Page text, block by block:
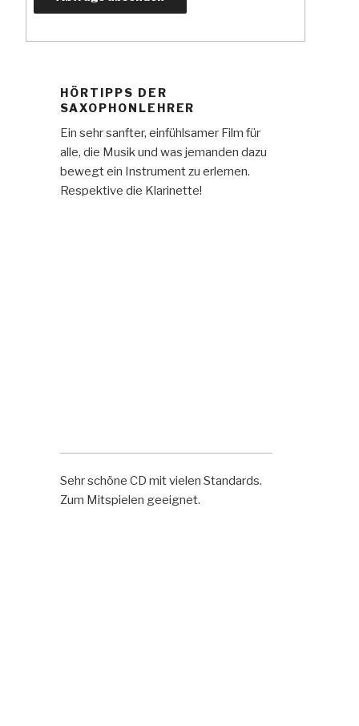
HÖRTIPPS DER
SAXOPHONLEHRER
Ein sehr sanfter, einfühlsamer Film für
alle, die Musik und was jemanden dazu
bewegt ein Instrument zu erlernen.
Respektive die Klarinette!
Sehr schöne CD mit vielen Standards.
Zum Mitspielen geeignet.